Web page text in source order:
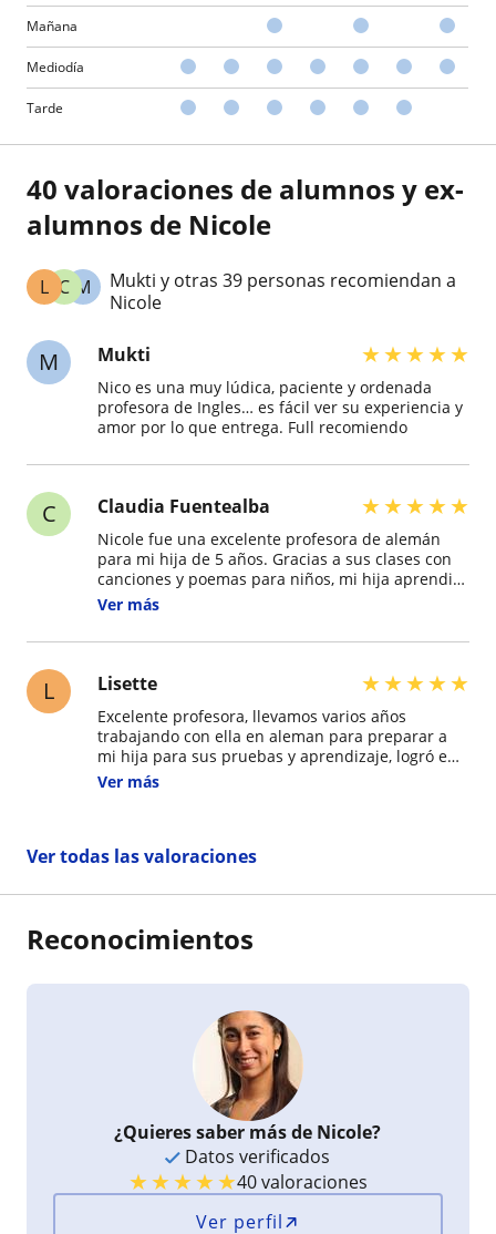
Mañana
Mediodía
Tarde
40 valoraciones de alumnos y ex-
alumnos de Nicole
M
C
L
Mukti y otras 39 personas recomiendan a
Nicole
M Mukti ★★★★★
Nico es una muy lúdica, paciente y ordenada
profesora de Ingles… es fácil ver su experiencia y
amor por lo que entrega. Full recomiendo
C Claudia Fuentealba ★★★★★
Nicole fue una excelente profesora de alemán
para mi hija de 5 años. Gracias a sus clases con
canciones y poemas para niños, mi hija aprendió
lo necesario para ser aceptada en el colegio
Ver más
L Lisette ★★★★★
Excelente profesora, llevamos varios años
trabajando con ella en aleman para preparar a
mi hija para sus pruebas y aprendizaje, logró en
primer lugar que mi hija ingresara en 3er año
adapta a las necesidades de los niños , tiene
Sin duda la recomiendo 100%
Ver más
Ver todas las valoraciones
Reconocimientos
¿Quieres saber más de Nicole?
Datos verificados
★★★★★40 valoraciones
Ver perfil